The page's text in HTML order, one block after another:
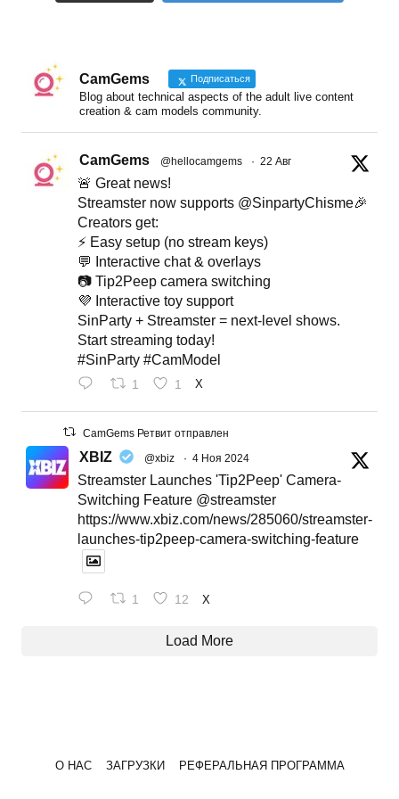
CamGems Подписаться
Blog about technical aspects of the adult live content
creation & cam models community.
CamGems @hellocamgems · 22 Авг
🚨 Great news!
Streamster now supports @SinpartyChisme🎉
Creators get:
⚡ Easy setup (no stream keys)
💬 Interactive chat & overlays
📷 Tip2Peep camera switching
💜 Interactive toy support
SinParty + Streamster = next-level shows.
Start streaming today!
#SinParty #CamModel
1 1 X
CamGems Ретвит отправлен
XBIZ @xbiz · 4 Ноя 2024
Streamster Launches 'Tip2Peep' Camera-
Switching Feature @streamster
https://www.xbiz.com/news/285060/streamster-
launches-tip2peep-camera-switching-feature
1 12 X
Load More
О НАС ЗАГРУЗКИ РЕФЕРАЛЬНАЯ ПРОГРАММА